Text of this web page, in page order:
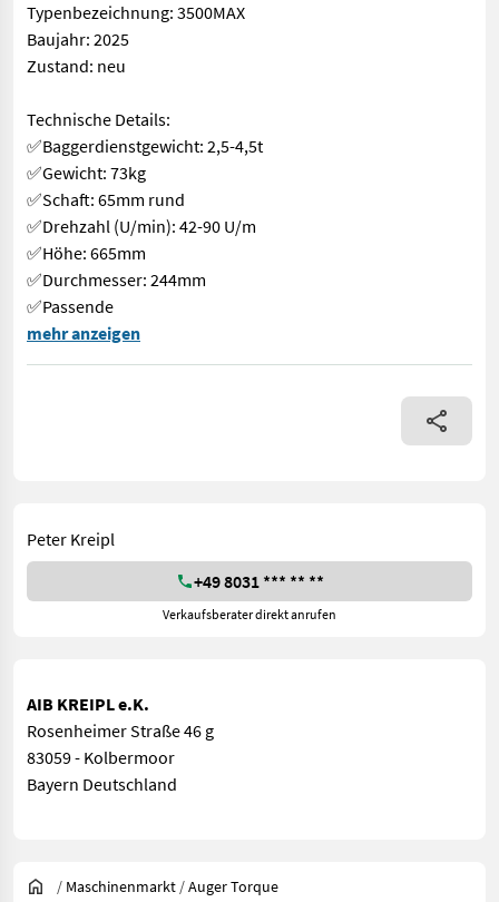
Typenbezeichnung: 3500MAX
Baujahr: 2025
Zustand: neu
Technische Details:
✅Baggerdienstgewicht: 2,5-4,5t
✅Gewicht: 73kg
✅Schaft: 65mm rund
✅Drehzahl (U/min): 42-90 U/m
✅Höhe: 665mm
✅Durchmesser: 244mm
✅Passende
ANDERE ZEIGEN NUR FOTOS – BEI UNS SIND DIE
mehr anzeigen
Peter Kreipl
+49 8031 *** ** **
Verkaufsberater direkt anrufen
AIB KREIPL e.K.
Rosenheimer Straße 46 g
83059 - Kolbermoor
Bayern Deutschland
/ Maschinenmarkt /Auger Torque